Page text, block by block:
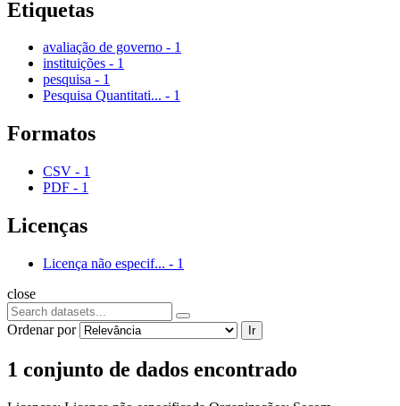
Etiquetas
avaliação de governo - 1
instituições - 1
pesquisa - 1
Pesquisa Quantitati... - 1
Formatos
CSV - 1
PDF - 1
Licenças
Licença não especif... - 1
close
Ordenar por Ir
1 conjunto de dados encontrado